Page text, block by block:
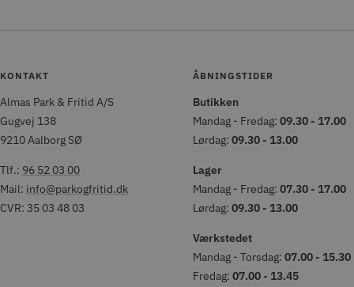
KONTAKT
Almas Park & Fritid A/S
Gugvej 138
9210 Aalborg SØ
Tlf.: 96 52 03 00
Mail: info@parkogfritid.dk
CVR: 35 03 48 03
ÅBNINGSTIDER
Butikken
Mandag - Fredag: 09.30 - 17.00
Lørdag: 09.30 - 13.00
Lager
Mandag - Fredag: 07.30 - 17.00
Lørdag: 09.30 - 13.00
Værkstedet
Mandag - Torsdag: 07.00 - 15.30
Fredag: 07.00 - 13.45